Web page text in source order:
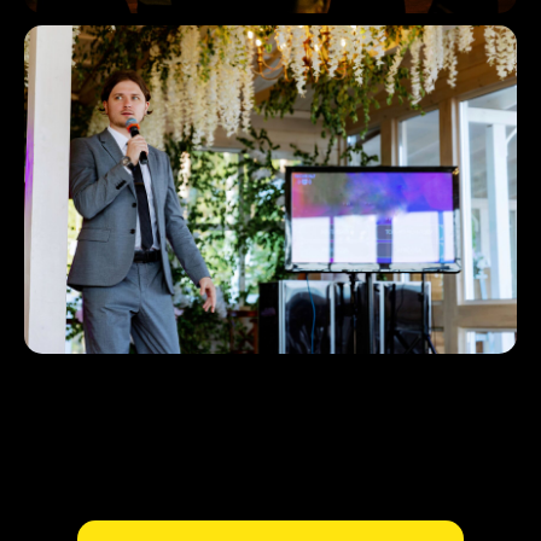
1
2
Довольных гостей
Не принуждаю к интерактивам
и поздравлениям.
Не перетягиваю на себя
одеяло. Главные — Вы и гости.
Спокойствие